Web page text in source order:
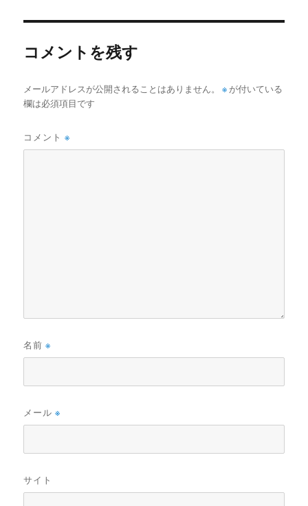
コメントを残す
メールアドレスが公開されることはありません。 ※ が付いている
欄は必須項目です
コメント※
名前※
メール※
サイト